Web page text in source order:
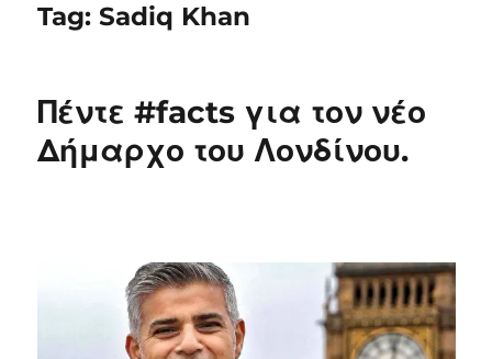
Tag:Sadiq Khan
Πέντε #facts για τον νέο
Δήμαρχο του Λονδίνου.